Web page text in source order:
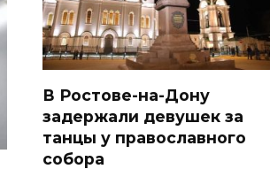
В Ростове-на-Дону
задержали девушек за
танцы у православного
собора